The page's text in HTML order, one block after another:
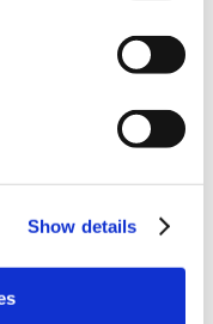
Show details
3,850円 (税込)
るみ ウズ・トゥナ